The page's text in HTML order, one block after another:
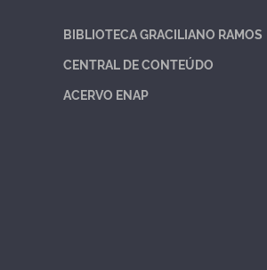
BIBLIOTECA GRACILIANO RAMOS
CENTRAL DE CONTEÚDO
ACERVO ENAP